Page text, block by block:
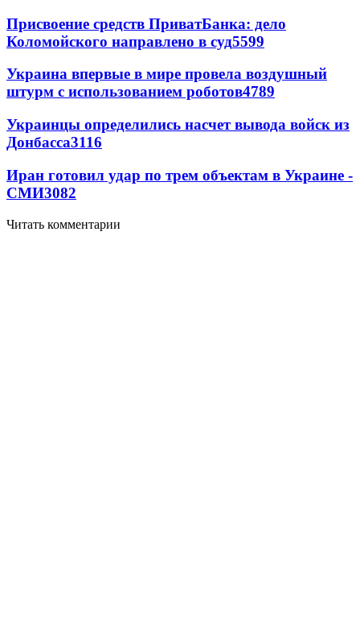
Присвоение средств ПриватБанка: дело
Коломойского направлено в суд5599
Украина впервые в мире провела воздушный
штурм с использованием роботов4789
Украинцы определились насчет вывода войск из
Донбасса3116
Иран готовил удар по трем объектам в Украине -
СМИ3082
Читать комментарии